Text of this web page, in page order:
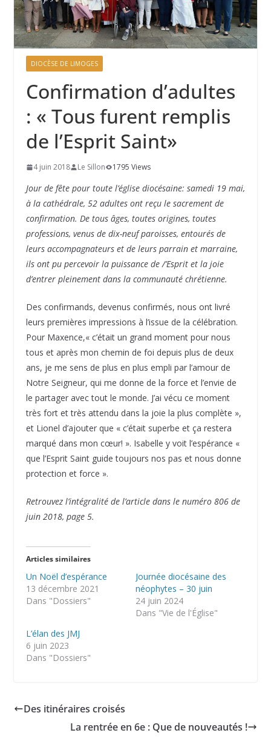
DIOCÈSE DE LIMOGES
Confirmation d’adultes
: « Tous furent remplis
de l’Esprit Saint»
4 juin 2018 Le Sillon 1795 Views
Jour de fête pour toute l’église diocésaine: samedi 19 mai,
à la cathédrale, 52 adultes ont reçu le sacrement de
confirmation. De tous âges, toutes origines, toutes
professions, venus de dix-neuf paroisses, entourés de
leurs accompagnateurs et de leurs parrain et mar­raine,
ils ont pu percevoir la puissance de /’Esprit et la joie
d’entrer pleinement dans la communauté chrétienne.
Des confirmands, devenus confirmés, nous ont livré
leurs premières impressions à l’is­sue de la célébration.
Pour Maxence,« c’était un grand moment pour nous
tous et après mon chemin de foi depuis plus de deux
ans, je me sens de plus en plus empli par l’amour de
Notre Seigneur, qui me donne de la force et l’envie de
le partager avec tout le monde. J’ai vécu ce moment
très fort et très attendu dans la joie la plus complète »,
et Lionel d’ajouter que « c’était superbe et ça restera
marqué dans mon cœur! ». Isabelle y voit l’espérance «
que l’Esprit Saint guide toujours nos pas et nous donne
protection et force ».
Retrouvez l’intégralité de l’article dans le numéro 806 de
juin 2018, page 5.
Articles similaires
Un Noël d’espérance
13 décembre 2021
Dans "Dossiers"
Journée diocésaine des
néophytes – 30 juin
24 juin 2024
Dans "Vie de l'Église"
L’élan des JMJ
6 juin 2023
Dans "Dossiers"
Des itinéraires croisés
La rentrée en 6e : Que de nouveautés !